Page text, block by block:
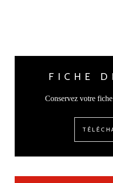
FICHE
Conservez votre